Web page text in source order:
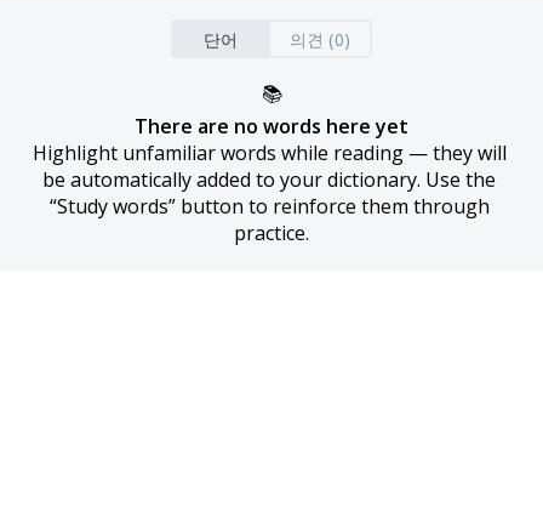
단어 의견 (0)
📚
There are no words here yet
Highlight unfamiliar words while reading — they will
be automatically added to your dictionary. Use the
“Study words” button to reinforce them through
practice.